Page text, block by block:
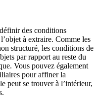
des conditions
à extraire. Comme les
structuré, les conditions de
par rapport au reste du
Vous pouvez également
pour affiner la
peut se trouver à l’intérieur,